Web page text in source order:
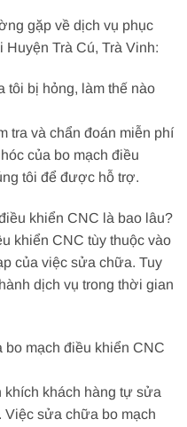
gặp về dịch vụ phục
Trà Cú, Trà Vinh:
tôi bị hỏng, làm thế nào
tra và chẩn đoán miễn phí
của bo mạch điều
tôi để được hỗ trợ.
khiển CNC là bao lâu?
khiển CNC tùy thuộc vào
của việc sửa chữa. Tuy
dịch vụ trong thời gian
mạch điều khiển CNC
khích khách hàng tự sửa
Việc sửa chữa bo mạch